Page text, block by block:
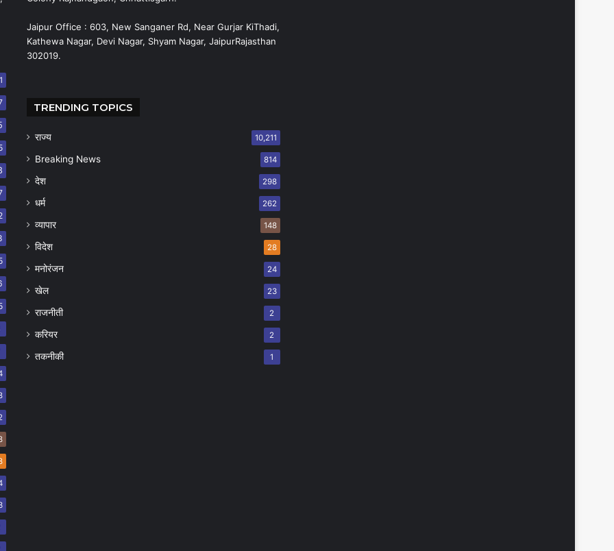
Jaipur Office : 603, New Sanganer Rd, Near Gurjar KiThadi,
Kathewa Nagar, Devi Nagar, Shyam Nagar, JaipurRajasthan
302019.
TRENDING TOPICS
राज्य 10,211
Breaking News 814
देश 298
धर्म 262
व्यापार 148
विदेश 28
मनोरंजन 24
खेल 23
राजनीती 2
करियर 2
तकनीकी 1